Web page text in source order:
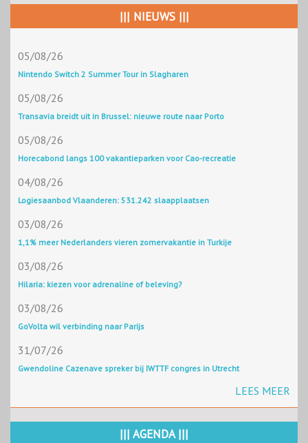
||| NIEUWS |||
05/08/26
Nintendo Switch 2 Summer Tour in Slagharen
05/08/26
Transavia breidt uit in Brussel: nieuwe route naar Porto
05/08/26
Horecabond langs 100 vakantieparken voor Cao-recreatie
04/08/26
Logiesaanbod Vlaanderen: 531.242 slaapplaatsen
03/08/26
1,1% meer Nederlanders vieren zomervakantie in Turkije
03/08/26
Hilaria: kiezen voor adrenaline of beleving?
03/08/26
GoVolta wil verbinding naar Parijs
31/07/26
Gwendoline Cazenave spreker bij IWTTF congres in Utrecht
LEES MEER
||| AGENDA |||